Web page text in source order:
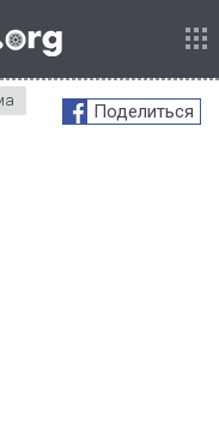
Поделиться